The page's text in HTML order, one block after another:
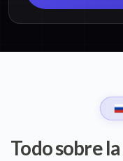
Todo sobre la